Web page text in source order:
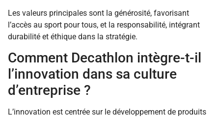
Les valeurs principales sont la générosité, favorisant
l’accès au sport pour tous, et la responsabilité, intégrant
durabilité et éthique dans la stratégie.
Comment Decathlon intègre-t-il
l’innovation dans sa culture
d’entreprise ?
L’innovation est centrée sur le développement de produits